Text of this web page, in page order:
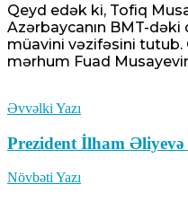
Qeyd edək ki, Tofiq
Azərbaycanın BMT-
müavini vəzifəsini tutub.
mərhum Fuad
Əvvəlki Yazı
Prezident İlham
Növbəti Yazı